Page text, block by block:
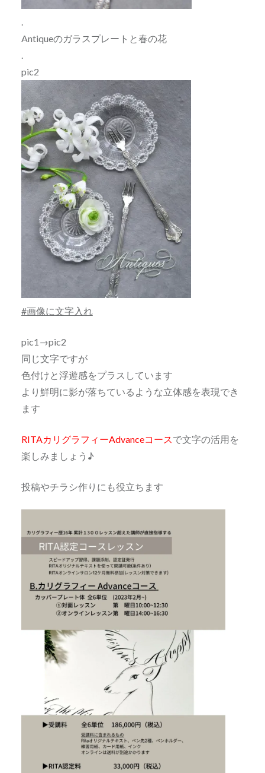
.
Antiqueのガラスプレートと春の花
.
pic2
#画像に文字入れ
pic1→pic2
同じ文字ですが
色付けと浮遊感をプラスしています
より鮮明に影が落ちているような立体感を表現でき
ます
RITAカリグラフィーAdvanceコースで文字の活用を
楽しみましょう♪
投稿やチラシ作りにも役立ちます